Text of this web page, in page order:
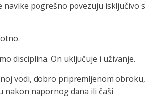
navike pogrešno povezuju isključivo s
disciplina. On uključuje i uživanje.
vodi, dobro pripremljenom obroku,
nakon napornog dana ili čaši